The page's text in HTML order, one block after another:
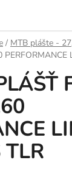
/ MTB plášte -
TLR